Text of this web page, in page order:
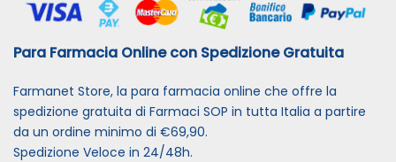
Para Farmacia Online con Spedizione Gratuita
Farmanet Store, la para farmacia online che offre la
spedizione gratuita di Farmaci SOP in tutta Italia a partire
da un ordine minimo di €69,90.
Spedizione Veloce in 24/48h.